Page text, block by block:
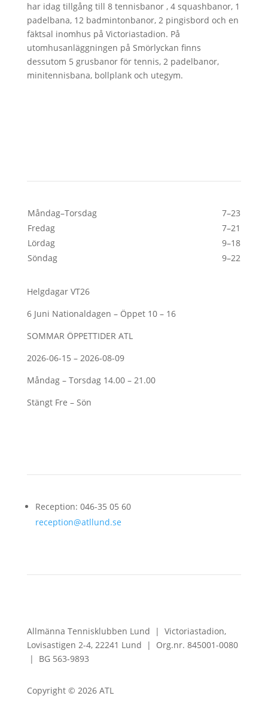
har idag tillgång till 8 tennisbanor , 4 squashbanor, 1
padelbana, 12 badmintonbanor, 2 pingisbord och en
fäktsal inomhus på Victoriastadion. På
utomhusanläggningen på Smörlyckan finns
dessutom 5 grusbanor för tennis, 2 padelbanor,
minitennisbana, bollplank och utegym.
Måndag–Torsdag
7–23
Fredag
7–21
Lördag
9–18
Söndag
9–22
Helgdagar VT26
6 Juni Nationaldagen – Öppet 10 – 16
SOMMAR ÖPPETTIDER ATL
2026-06-15 – 2026-08-09
Måndag – Torsdag 14.00 – 21.00
Stängt Fre – Sön
Reception: 046-35 05 60
reception@atllund.se
Allmänna Tennisklubben Lund | Victoriastadion,
Lovisastigen 2-4, 22241 Lund | Org.nr. 845001-0080
| BG 563-9893
Copyright © 2026 ATL